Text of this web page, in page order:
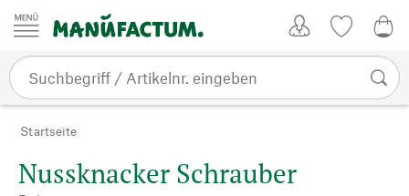
Zum Inhalt springen
Startseite
Nussknacker Schrauber